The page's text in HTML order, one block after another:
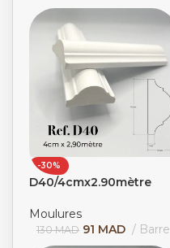
-30%
D40/4cmx2.90mètre
Moulures
130MAD 91 MAD Barre